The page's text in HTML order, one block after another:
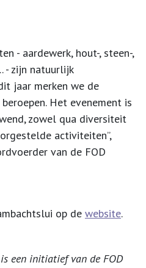
- aardewerk, hout-, steen-,
- zijn natuurlijk
jaar merken we de
Het evenement is
zowel qua diversiteit
activiteiten”,
van de FOD
op de website.
een initiatief van de FOD